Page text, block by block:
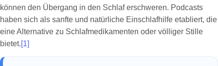
können den Übergang in den Schlaf erschweren. Podcasts
haben sich als sanfte und natürliche Einschlafhilfe etabliert, die
eine Alternative zu Schlafmedikamenten oder völliger Stille
bietet.[1]